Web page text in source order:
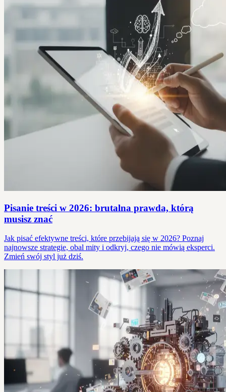
Pisanie treści w 2026: brutalna prawda, którą
musisz znać
Jak pisać efektywne treści, które przebijają się w 2026? Poznaj
najnowsze strategie, obal mity i odkryj, czego nie mówią eksperci.
Zmień swój styl już dziś.